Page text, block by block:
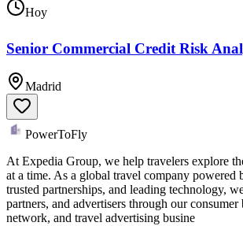
Hoy
Senior Commercial Credit Risk
Madrid
PowerToFly
At Expedia Group, we help travelers explore
at a time. As a global travel company powered
trusted partnerships, and leading technology,
partners, and advertisers through our
network, and travel advertising busine